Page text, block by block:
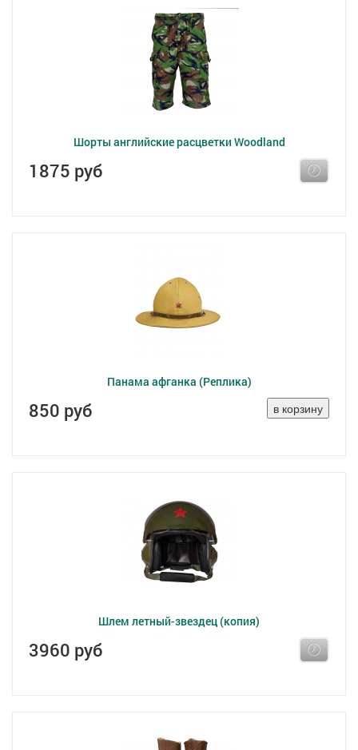
Шорты английские расцветки Woodland
1875 руб
Панама афганка (Реплика)
850 руб
Шлем летный-звездец (копия)
3960 руб